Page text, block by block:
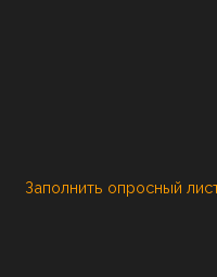
Заполнить опросный